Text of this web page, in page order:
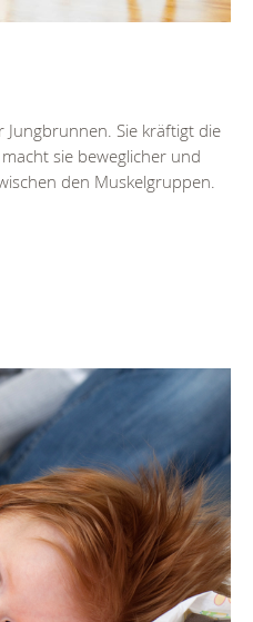
Jungbrunnen. Sie kräftigt die
sie beweglicher und
den Muskelgruppen.